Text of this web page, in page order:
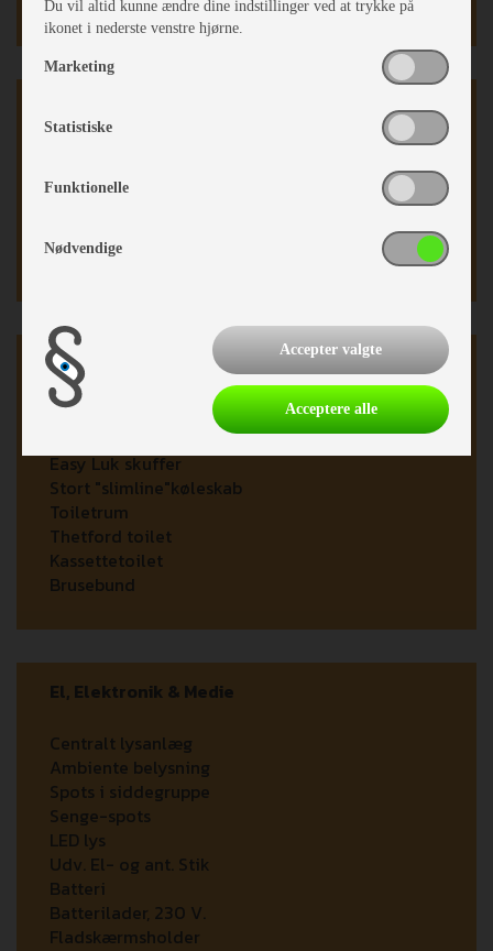
Alufælge
Serviceklap
Køkken - Bad & Toilet
3 gasblus
Easy Luk skuffer
Stort "slimline"køleskab
Toiletrum
Thetford toilet
Kassettetoilet
Brusebund
El, Elektronik & Medie
Centralt lysanlæg
Ambiente belysning
Spots i siddegruppe
Senge-spots
LED lys
Udv. El- og ant. Stik
Batteri
Batterilader, 230 V.
Fladskærmsholder
Du vil altid kunne ændre dine indstillinger ved at trykke på
ikonet i nederste venstre hjørne.
Marketing
Statistiske
Funktionelle
Nødvendige
Accepter valgte
Acceptere alle